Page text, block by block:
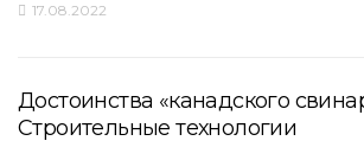
17.08.2022
Достоинства «канадского
Строительные технологии